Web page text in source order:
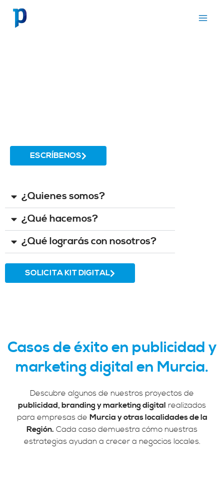
contenido
ESCRÍBENOS
¿Quienes somos?
¿Qué hacemos?
¿Qué lograrás con nosotros?
SOLICITA KIT DIGITAL
Casos de éxito en publicidad y
marketing digital en Murcia.
Descubre algunos de nuestros proyectos de
publicidad, branding y marketing digital realizados
para empresas de Murcia y otras localidades de la
Región. Cada caso demuestra cómo nuestras
estrategias ayudan a crecer a negocios locales.